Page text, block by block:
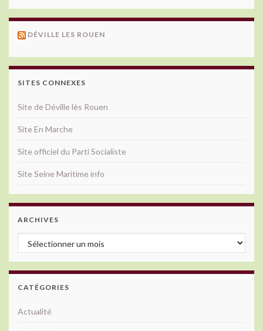
DÉVILLE LES ROUEN
SITES CONNEXES
Site de Déville lès Rouen
Site En Marche
Site officiel du Parti Socialiste
Site Seine Maritime info
ARCHIVES
Archives
CATÉGORIES
Actualité